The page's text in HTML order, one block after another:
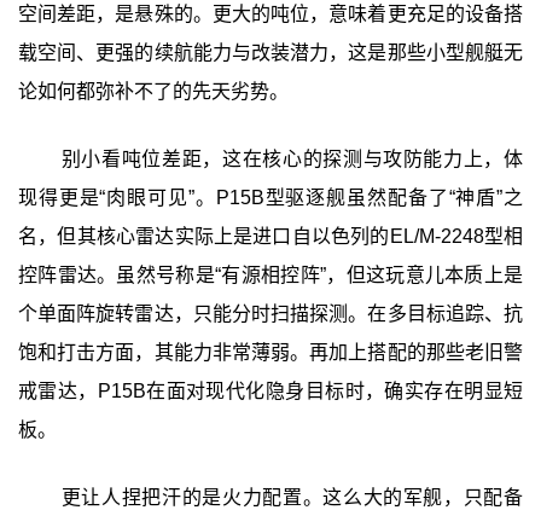
空间差距，是悬殊的。更大的吨位，意味着更充足的设备搭
载空间、更强的续航能力与改装潜力，这是那些小型舰艇无
论如何都弥补不了的先天劣势。
别小看吨位差距，这在核心的探测与攻防能力上，体
现得更是“肉眼可见”。P15B型驱逐舰虽然配备了“神盾”之
名，但其核心雷达实际上是进口自以色列的EL/M-2248型相
控阵雷达。虽然号称是“有源相控阵”，但这玩意儿本质上是
个单面阵旋转雷达，只能分时扫描探测。在多目标追踪、抗
饱和打击方面，其能力非常薄弱。再加上搭配的那些老旧警
戒雷达，P15B在面对现代化隐身目标时，确实存在明显短
板。
更让人捏把汗的是火力配置。这么大的军舰，只配备